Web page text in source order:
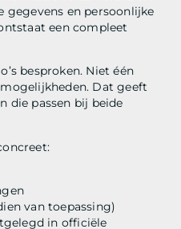
gegevens en persoonlijke
een compleet
besproken. Niet één
Dat geeft
die passen bij beide
van toepassing)
in officiële